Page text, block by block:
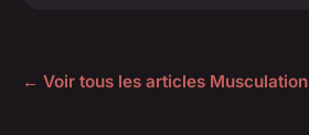
← Voir tous les articles Musculation